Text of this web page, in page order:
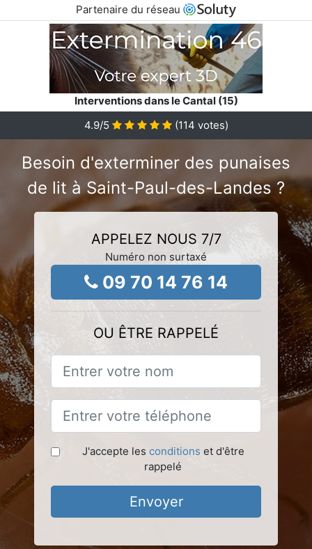
Partenaire du réseau
Interventions dans le Cantal (15)
4.9/5 (114 votes)
Besoin d'exterminer des punaises
de lit à Saint-Paul-des-Landes ?
APPELEZ NOUS 7/7
Numéro non surtaxé
09 70 14 76 14
OU ÊTRE RAPPELÉ
J'accepte les conditions et d'être
rappelé
Envoyer